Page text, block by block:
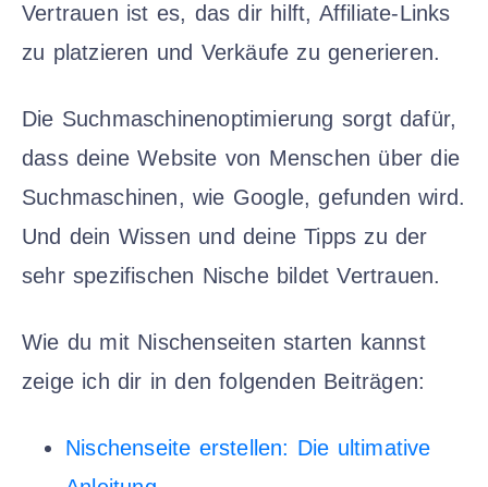
Vertrauen ist es, das dir hilft, Affiliate-Links
zu platzieren und Verkäufe zu generieren.
Die Suchmaschinenoptimierung sorgt dafür,
dass deine Website von Menschen über die
Suchmaschinen, wie Google, gefunden wird.
Und dein Wissen und deine Tipps zu der
sehr spezifischen Nische bildet Vertrauen.
Wie du mit Nischenseiten starten kannst
zeige ich dir in den folgenden Beiträgen:
Nischenseite erstellen: Die ultimative